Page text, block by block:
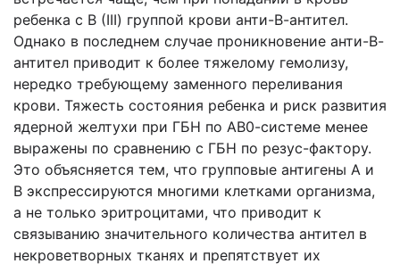
ребенка с В (III) группой крови анти-В-антител.
Однако в последнем случае проникновение анти-В-
антител приводит к более тяжелому гемолизу,
нередко требующему заменного переливания
крови. Тяжесть состояния ребенка и риск развития
ядерной желтухи при ГБН по АВ0-системе менее
выражены по сравнению с ГБН по резус-фактору.
Это объясняется тем, что групповые антигены А и
В экспрессируются многими клетками организма,
а не только эритроцитами, что приводит к
связыванию значительного количества антител в
некроветворных тканях и препятствует их